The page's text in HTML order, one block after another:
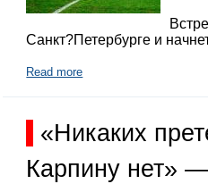
Санкт?Петербурге и
Read more
«Никаких
Карпину нет»